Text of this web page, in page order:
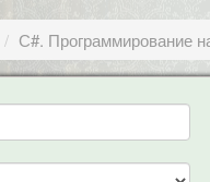
С#. Программирование